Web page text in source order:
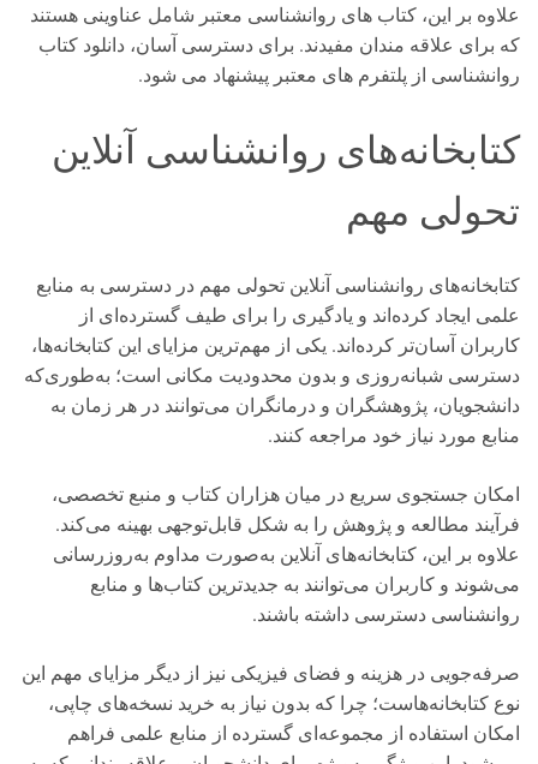
علاوه بر این، کتاب های روانشناسی معتبر شامل عناوینی هستند
که برای علاقه مندان مفیدند. برای دسترسی آسان، دانلود کتاب
روانشناسی از پلتفرم های معتبر پیشنهاد می شود.
کتابخانه‌های روانشناسی آنلاین
تحولی مهم
کتابخانه‌های روانشناسی آنلاین تحولی مهم در دسترسی به منابع
علمی ایجاد کرده‌اند و یادگیری را برای طیف گسترده‌ای از
کاربران آسان‌تر کرده‌اند. یکی از مهم‌ترین مزایای این کتابخانه‌ها،
دسترسی شبانه‌روزی و بدون محدودیت مکانی است؛ به‌طوری‌که
دانشجویان، پژوهشگران و درمانگران می‌توانند در هر زمان به
منابع مورد نیاز خود مراجعه کنند.
امکان جستجوی سریع در میان هزاران کتاب و منبع تخصصی،
فرآیند مطالعه و پژوهش را به شکل قابل‌توجهی بهینه می‌کند.
علاوه بر این، کتابخانه‌های آنلاین به‌صورت مداوم به‌روزرسانی
می‌شوند و کاربران می‌توانند به جدیدترین کتاب‌ها و منابع
روانشناسی دسترسی داشته باشند.
صرفه‌جویی در هزینه و فضای فیزیکی نیز از دیگر مزایای مهم این
نوع کتابخانه‌هاست؛ چرا که بدون نیاز به خرید نسخه‌های چاپی،
امکان استفاده از مجموعه‌ای گسترده از منابع علمی فراهم